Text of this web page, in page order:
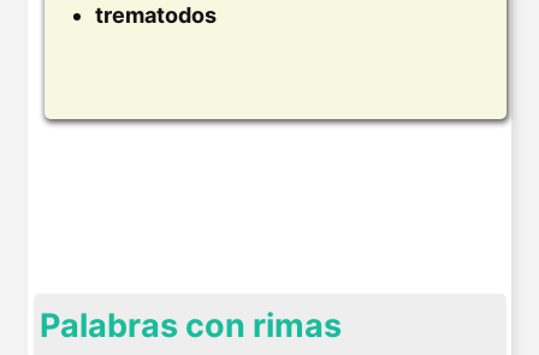
trematodos
Palabras con rimas